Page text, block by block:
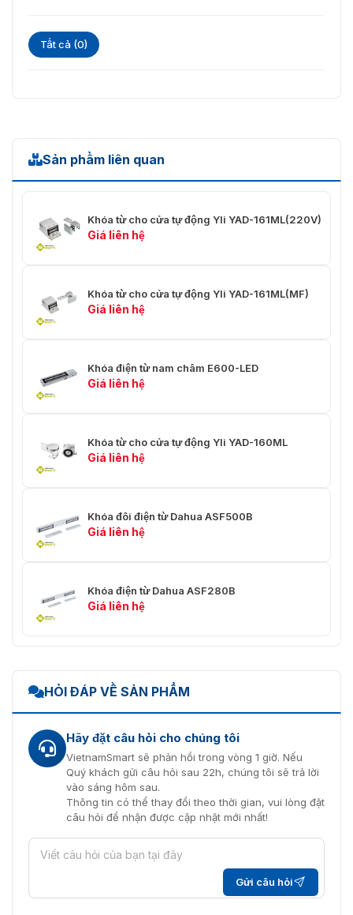
Tất cả (0)
Sản phẩm liên quan
Khóa từ cho cửa tự động Yli YAD-161ML(220V)
Giá liên hệ
Khóa từ cho cửa tự động Yli YAD-161ML(MF)
Giá liên hệ
Khóa điện từ nam châm E600-LED
Giá liên hệ
Khóa từ cho cửa tự động Yli YAD-160ML
Giá liên hệ
Khóa đôi điện từ Dahua ASF500B
Giá liên hệ
Khóa điện từ Dahua ASF280B
Giá liên hệ
HỎI ĐÁP VỀ SẢN PHẨM
Hãy đặt câu hỏi cho chúng tôi
VietnamSmart sẽ phản hồi trong vòng 1 giờ. Nếu
Quý khách gửi câu hỏi sau 22h, chúng tôi sẽ trả lời
vào sáng hôm sau.
Thông tin có thể thay đổi theo thời gian, vui lòng đặt
câu hỏi để nhận được cập nhật mới nhất!
Gửi câu hỏi